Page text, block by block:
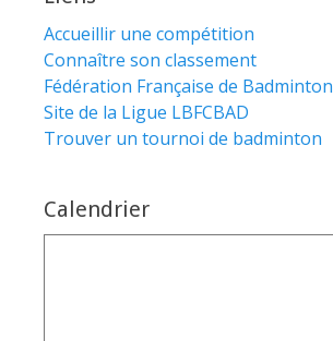
Accueillir une compétition
Connaître son classement
Fédération Française de Badminton
Site de la Ligue LBFCBAD
Trouver un tournoi de badminton
Calendrier